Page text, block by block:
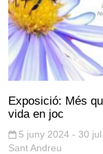
Exposició: Més
vida en joc
5 juny 2024 - 30
Sant Andreu